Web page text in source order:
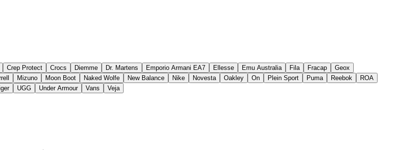
Crep Protect Crocs Diemme Dr. Martens Emporio Armani EA7 Ellesse Emu Australia Fila Fracap
Geox
Mizuno Moon Boot Naked Wolfe New Balance Nike Novesta Oakley On Plein Sport Puma Reebok
ROA
UGG Under Armour Vans Veja